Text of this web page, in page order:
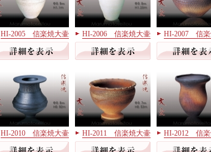
HI-2005 信楽焼大壷 HI-2006 信楽焼大壷 HI-2007 信楽
HI-2010 信楽焼大壷 HI-2011 信楽焼大壷 HI-2012 信楽